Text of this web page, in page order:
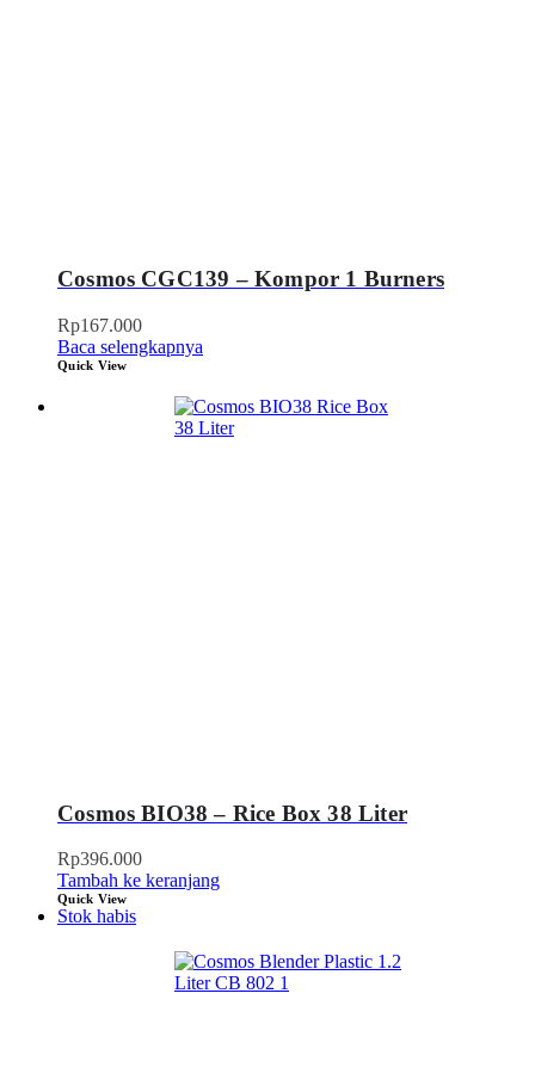
Cosmos CGC139 – Kompor 1 Burners
Rp167.000
Baca selengkapnya
Quick View
Cosmos BIO38 – Rice Box 38 Liter
Rp396.000
Tambah ke keranjang
Quick View
Stok habis